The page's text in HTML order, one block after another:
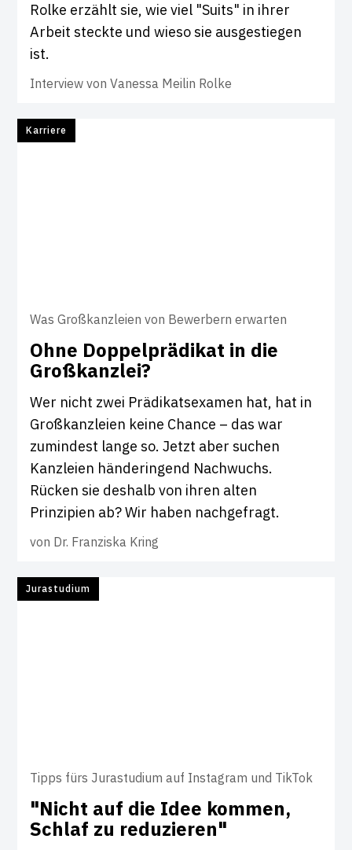
Rolke erzählt sie, wie viel "Suits" in ihrer
Arbeit steckte und wieso sie ausgestiegen
ist.
Interview von Vanessa Meilin Rolke
Karriere
Was Großkanzleien von Bewerbern erwarten
Ohne Dop­pel­prä­d­ikat in die
Groß­kanzlei?
Wer nicht zwei Prädikatsexamen hat, hat in
Großkanzleien keine Chance – das war
zumindest lange so. Jetzt aber suchen
Kanzleien händeringend Nachwuchs.
Rücken sie deshalb von ihren alten
Prinzipien ab? Wir haben nachgefragt.
von Dr. Franziska Kring
Jurastudium
Tipps fürs Jurastudium auf Instagram und TikTok
"Nicht auf die Idee kommen,
Schlaf zu redu­zieren"